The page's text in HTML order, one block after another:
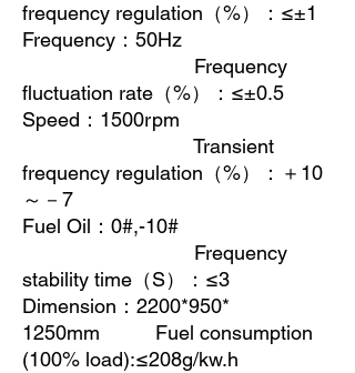
frequency regulation （%）： ≤±1
Frequency ： 50Hz
Frequency
fluctuation rate （%）： ≤±0.5
Speed ： 1500rpm
Transient
frequency regulation （%）：＋ 10
～－ 7
Fuel Oil ： 0#,-10#
Frequency
stability time （S）： ≤3
Dimension ： 2200*950*
1250mm Fuel consumption
(100% load):≤208g/kw.h